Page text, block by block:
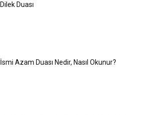
Dilek Duası
İsmi Azam Duası Nedir, Nasıl Okunur?